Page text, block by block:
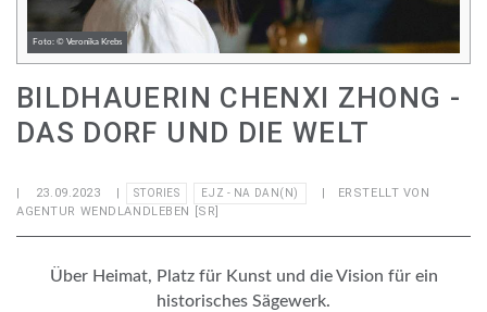
Foto: © Veronika Krebs
BILDHAUERIN CHENXI ZHONG -
DAS DORF UND DIE WELT
23.09.2023 STORIES EJZ - NA DAN(N)
| ERSTELLT VON
AGENTUR WENDLANDLEBEN [SR]
Über Heimat, Platz für Kunst und die Vision für ein
historisches Sägewerk.